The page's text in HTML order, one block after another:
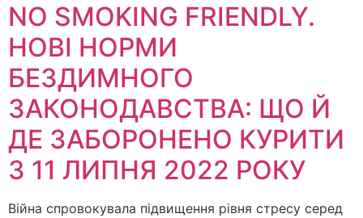
NO SMOKING FRIENDLY.
НОВІ НОРМИ
БЕЗДИМНОГО
ЗАКОНОДАВСТВА: ЩО Й
ДЕ ЗАБОРОНЕНО КУРИТИ
З 11 ЛИПНЯ 2022 РОКУ
Війна спровокувала підвищення рівня стресу серед